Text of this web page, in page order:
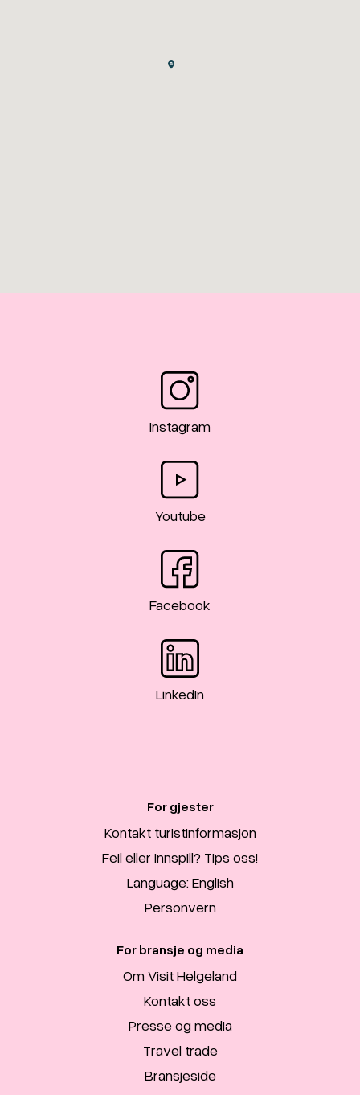
Instagram
Youtube
Facebook
LinkedIn
For gjester
Kontakt turistinformasjon
Feil eller innspill? Tips oss!
Language: English
Personvern
For bransje og media
Om Visit Helgeland
Kontakt oss
Presse og media
Travel trade
Bransjeside